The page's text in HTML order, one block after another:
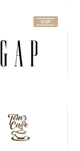
Hom´s
Café
Jack
and
Jones